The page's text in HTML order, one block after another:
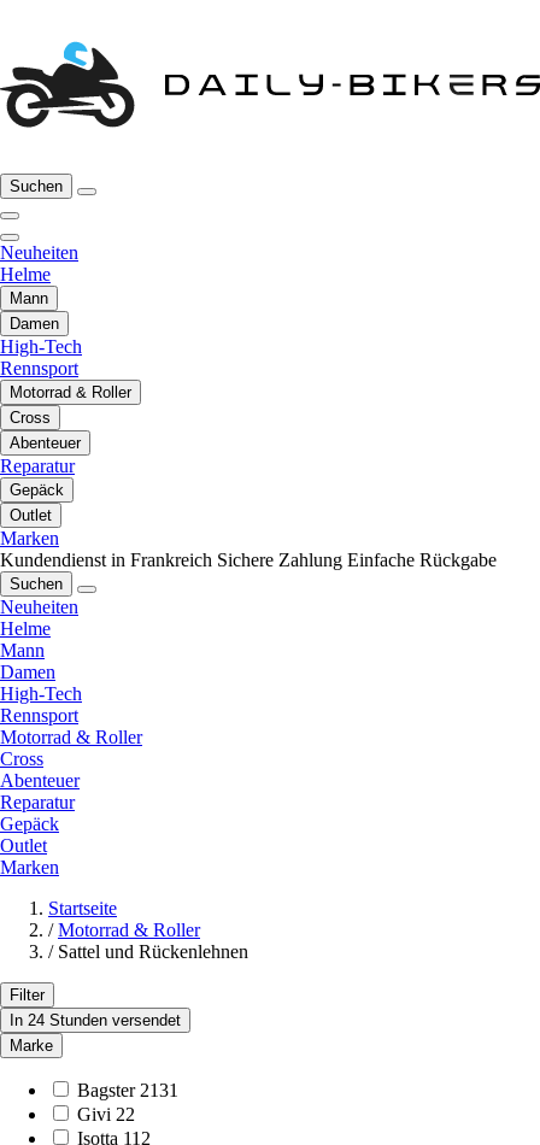
Suchen
Neuheiten
Helme
Mann
Damen
High-Tech
Rennsport
Motorrad & Roller
Cross
Abenteuer
Reparatur
Gepäck
Outlet
Marken
Kundendienst in Frankreich Sichere Zahlung Einfache Rückgabe
Suchen
Neuheiten
Helme
Mann
Damen
High-Tech
Rennsport
Motorrad & Roller
Cross
Abenteuer
Reparatur
Gepäck
Outlet
Marken
Startseite
/ Motorrad & Roller
/ Sattel und Rückenlehnen
Filter
In 24 Stunden versendet
Marke
Bagster 2131
Givi 22
Isotta 112